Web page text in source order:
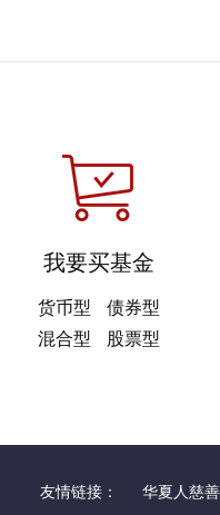
我要买基金
货币型
债券型
混合型
股票型
友情链接： 华夏人慈